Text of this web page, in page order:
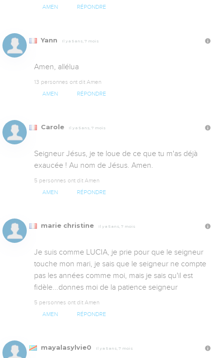
AMEN RÉPONDRE
Yann Il y a 5 ans, 7 mois
Amen, allélua
13 personnes ont dit Amen
AMEN RÉPONDRE
Carole Il y a 5 ans, 7 mois
Seigneur Jésus, je te loue de ce que tu m'as déjà
exaucée ! Au nom de Jésus. Amen.
5 personnes ont dit Amen
AMEN RÉPONDRE
marie christine Il y a 5 ans, 7 mois
Je suis comme LUCIA, je prie pour que le seigneur
touche mon mari, je sais que le seigneur ne compte
pas les années comme moi, mais je sais qu'il est
fidèle...donnes moi de la patience seigneur
5 personnes ont dit Amen
AMEN RÉPONDRE
mayalasylvie0 Il y a 5 ans, 7 mois